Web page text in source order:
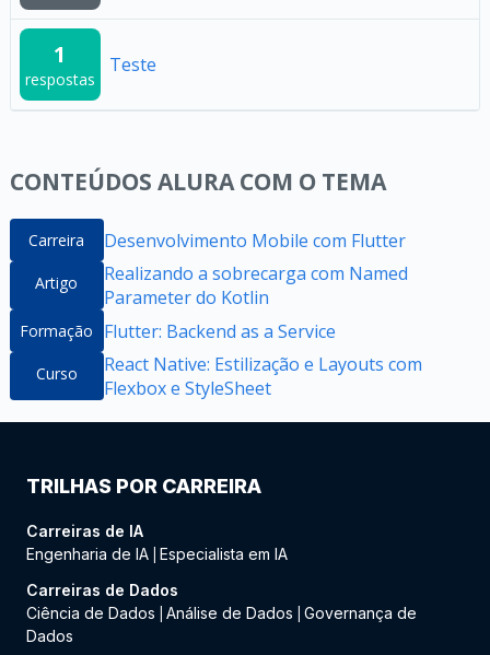
1
respostas
Teste
CONTEÚDOS ALURA COM O TEMA
Carreira Desenvolvimento Mobile com Flutter
Artigo
Realizando a sobrecarga com Named
Parameter do Kotlin
Formação Flutter: Backend as a Service
Curso
React Native: Estilização e Layouts com
Flexbox e StyleSheet
TRILHAS POR CARREIRA
Carreiras de IA
Engenharia de IA Especialista em IA
Carreiras de Dados
Ciência de Dados
Análise de Dados
Governança de
Dados